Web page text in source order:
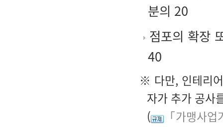
분의 20
점포의 확장
40
※ 다만, 인테리
자가 추가 공사
(
「가맹사